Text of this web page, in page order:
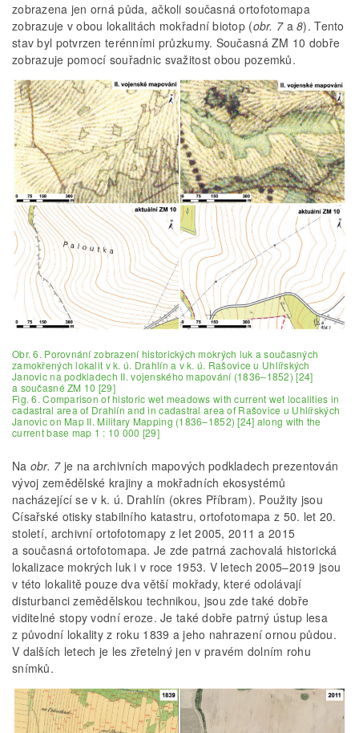
zobrazena jen orná půda, ačkoli současná ortofotomapa
zobrazuje v obou lokalitách mokřadní biotop (obr. 7a8). Tento
stav byl potvrzen terénními průzkumy. Současná ZM 10 dobře
zobrazuje pomocí souřadnic svažitost obou pozemků.
Obr. 6. Porovnání zobrazení historických mokrých luk a současných
zamokřených lokalit v k. ú. Drahlín a v k. ú. Rašovice u Uhlířských
Janovic na podkladech II. vojenského mapování (1836–1852) [24]
a současné ZM 10 [29]
Fig. 6. Comparison of historic wet meadows with current wet localities in
cadastral area of Drahlín and in cadastral area of Rašovice u Uhlířských
Janovic on Map II. Military Mapping (1836–1852) [24] along with the
current base map 1 : 10 000 [29]
Na obr. 7je na archivních mapových podkladech prezentován
vývoj zemědělské krajiny a mokřadních ekosystémů
nacházející se v k. ú. Drahlín (okres Příbram). Použity jsou
Císařské otisky stabilního katastru, ortofotomapa z 50. let 20.
století, archivní ortofotomapy z let 2005, 2011 a 2015
a současná ortofotomapa. Je zde patrná zachovalá historická
lokalizace mokrých luk i v roce 1953. V letech 2005–2019 jsou
v této lokalitě pouze dva větší mokřady, které odolávají
disturbanci zemědělskou technikou, jsou zde také dobře
viditelné stopy vodní eroze. Je také dobře patrný ústup lesa
z původní lokality z roku 1839 a jeho nahrazení ornou půdou.
V dalších letech je les zřetelný jen v pravém dolním rohu
snímků.